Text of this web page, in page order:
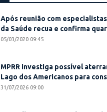
Após reunião com
da Saúde recua e confirma
05/03/2020 09:45
MPRR investiga possível
Lago dos Americanos para
31/07/2026 09:00